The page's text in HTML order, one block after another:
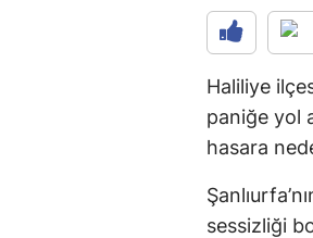
Haliliye
paniğe yol
hasara
sessizliği